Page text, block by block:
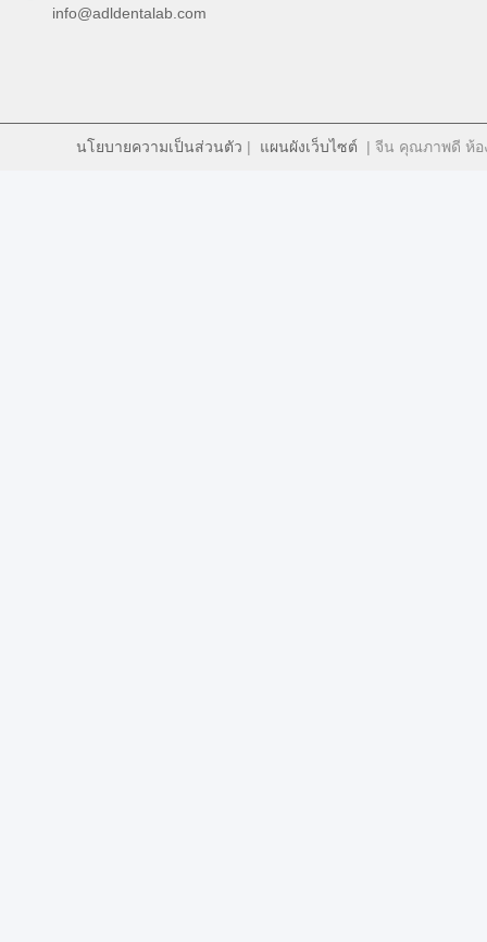
info@adldentalab.com
นโยบายความเป็นส่วนตัว | แผนผังเว็บไซต์ | จีน คุณภาพดี ห้อ